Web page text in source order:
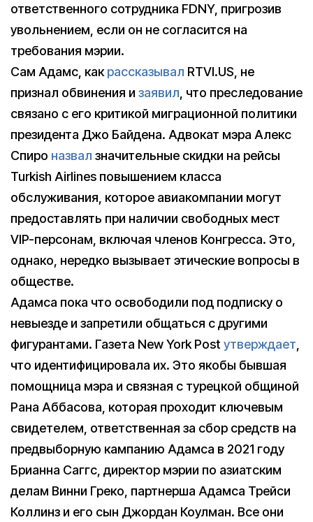
ответственного сотрудника FDNY, пригрозив
увольнением, если он не согласится на
требования мэрии.
Сам Адамс, какрассказывал RTVI.US, не
признал обвинения и заявил, что преследование
связано с его критикой миграционной политики
президента Джо Байдена. Адвокат мэра Алекс
Спиро назвал значительные скидки на рейсы
Turkish Airlines повышением класса
обслуживания, которое авиакомпании могут
предоставлять при наличии свободных мест
VIP-персонам, включая членов Конгресса. Это,
однако, нередко вызывает этические вопросы в
обществе.
Адамса пока что освободили под подписку о
невыезде и запретили общаться с другими
фигурантами. Газета New York Post утверждает,
что идентифицировала их. Это якобы бывшая
помощница мэра и связная с турецкой общиной
Рана Аббасова, которая проходит ключевым
свидетелем, ответственная за сбор средств на
предвыборную кампанию Адамса в 2021 году
Брианна Саггс, директор мэрии по азиатским
делам Винни Греко, партнерша Адамса Трейси
Коллинз и его сын Джордан Коулман. Все они